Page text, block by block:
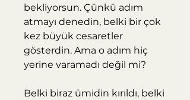
bekliyorsun. Çünkü adım
atmayı denedin, belki bir çok
kez büyük cesaretler
gösterdin. Ama o adım hiç
yerine varamadı değil mi?
Belki biraz ümidin kırıldı, belki